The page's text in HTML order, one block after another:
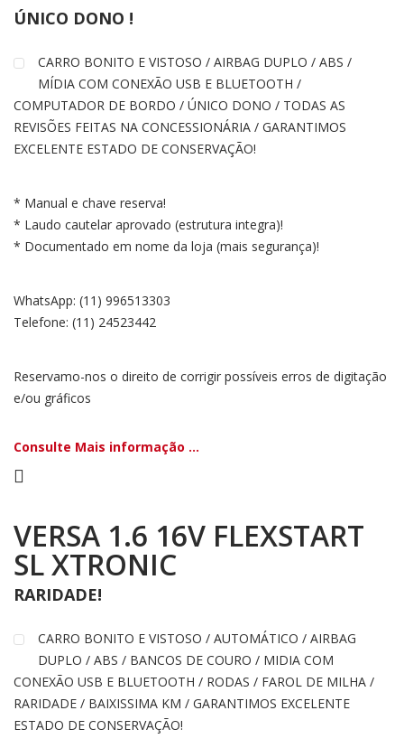
ÚNICO DONO !
CARRO BONITO E VISTOSO / AIRBAG DUPLO / ABS /
MÍDIA COM CONEXÃO USB E BLUETOOTH /
COMPUTADOR DE BORDO / ÚNICO DONO / TODAS AS
REVISÕES FEITAS NA CONCESSIONÁRIA / GARANTIMOS
EXCELENTE ESTADO DE CONSERVAÇÃO!
* Manual e chave reserva!
* Laudo cautelar aprovado (estrutura integra)!
* Documentado em nome da loja (mais segurança)!
WhatsApp: (11) 996513303
Telefone: (11) 24523442
Reservamo-nos o direito de corrigir possíveis erros de digitação
e/ou gráficos
Consulte Mais informação ...
VERSA 1.6 16V FLEXSTART
SL XTRONIC
RARIDADE!
CARRO BONITO E VISTOSO / AUTOMÁTICO / AIRBAG
DUPLO / ABS / BANCOS DE COURO / MIDIA COM
CONEXÃO USB E BLUETOOTH / RODAS / FAROL DE MILHA /
RARIDADE / BAIXISSIMA KM / GARANTIMOS EXCELENTE
ESTADO DE CONSERVAÇÃO!